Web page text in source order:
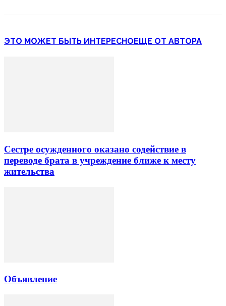
ЭТО МОЖЕТ БЫТЬ ИНТЕРЕСНОЕЩЕ ОТ АВТОРА
Сестре осужденного оказано содействие в
переводе брата в учреждение ближе к месту
жительства
Объявление